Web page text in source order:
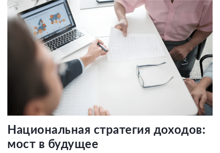
Национальная стратегия доходов:
мост в будущее